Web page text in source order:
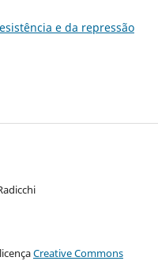
e da repressão
Creative Commons